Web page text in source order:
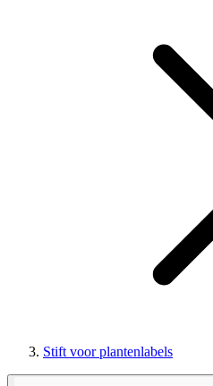
Stift voor plantenlabels